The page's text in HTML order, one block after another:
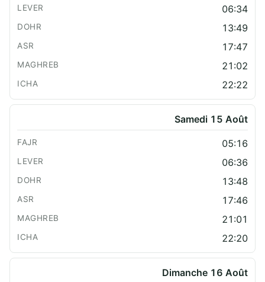
06:34
13:49
17:47
21:02
22:22
Samedi 15 Août
05:16
06:36
13:48
17:46
21:01
22:20
Dimanche 16 Août